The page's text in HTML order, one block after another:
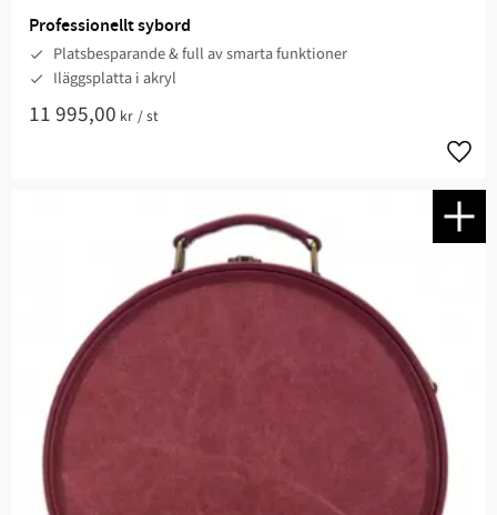
Professionellt sybord
Platsbesparande & full av smarta funktioner
Iläggsplatta i akryl
11 995,00 kr /st